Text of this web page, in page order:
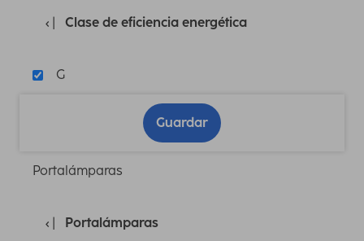
Clase de eficiencia energética
G
Guardar
Portalámparas
Portalámparas